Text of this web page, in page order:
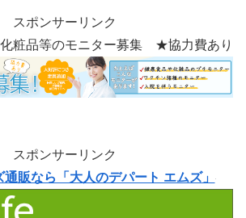
スポンサーリンク
粧品等のモニター募集 ★協力費あり
スポンサーリンク
販なら「大人のデパート エムズ」